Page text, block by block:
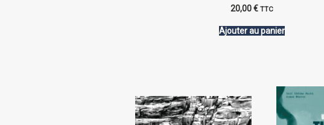
20,00€ TTC
Ajouter au panier